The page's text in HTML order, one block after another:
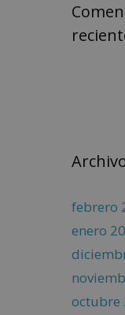
febrero
enero
octubre